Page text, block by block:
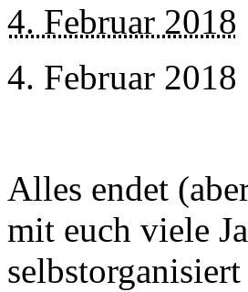
4. Februar 2018
4. Februar 2018
Alles endet
mit euch viele